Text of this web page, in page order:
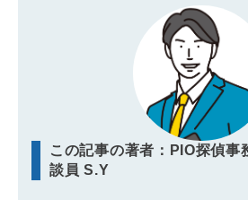
この記事の著者：PIO探偵事
談員 S.Y